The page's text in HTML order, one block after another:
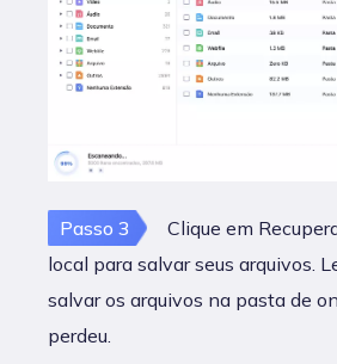
Passo 3
Clique em
local para salvar seus arquivos.
salvar os arquivos na pasta de
perdeu.